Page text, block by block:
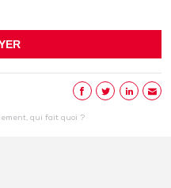
qui fait quoi ?